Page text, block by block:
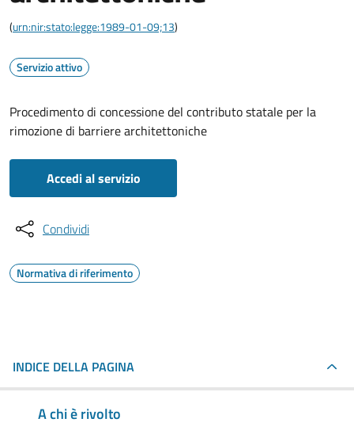
(urn:nir:stato:legge:1989-01-09;13)
Servizio attivo
Procedimento di concessione del contributo statale per la
rimozione di barriere architettoniche
Accedi al servizio
Condividi
Normativa di riferimento
INDICE DELLA PAGINA
A chi è rivolto